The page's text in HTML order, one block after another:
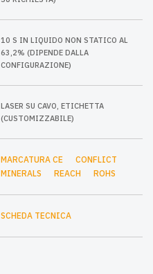
10 S IN LIQUIDO NON STATICO AL
63,2% (DIPENDE DALLA
CONFIGURAZIONE)
LASER SU CAVO, ETICHETTA
(CUSTOMIZZABILE)
MARCATURA CE
CONFLICT
MINERALS
REACH ROHS
SCHEDA TECNICA